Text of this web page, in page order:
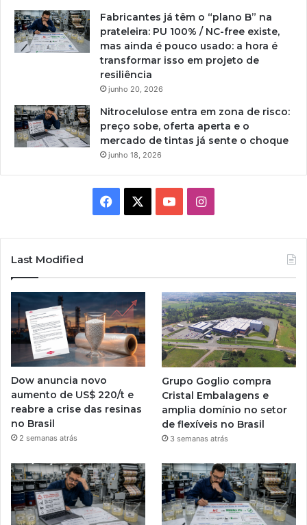
Fabricantes já têm o “plano B” na
prateleira: PU 100% / NC-free existe,
mas ainda é pouco usado: a hora é
transformar isso em projeto de
resiliência
junho 20, 2026
Nitrocelulose entra em zona de risco:
preço sobe, oferta aperta e o
mercado de tintas já sente o choque
junho 18, 2026
Facebook YouTubeInstagram
Last Modified
Dow anuncia novo
aumento de US$ 220/t e
reabre a crise das resinas
no Brasil
2 semanas atrás
Grupo Goglio compra
Cristal Embalagens e
amplia domínio no setor
de flexíveis no Brasil
3 semanas atrás